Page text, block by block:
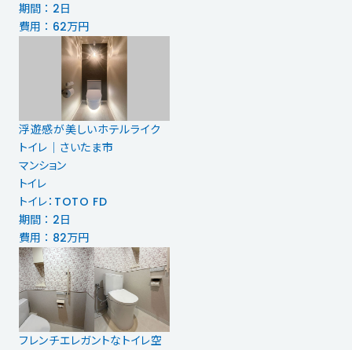
期間 ： 2日
費用 ： 62万円
浮遊感が美しいホテルライク
トイレ｜さいたま市
マンション
トイレ
トイレ：TOTO FD
期間 ： 2日
費用 ： 82万円
フレンチエレガントなトイレ空